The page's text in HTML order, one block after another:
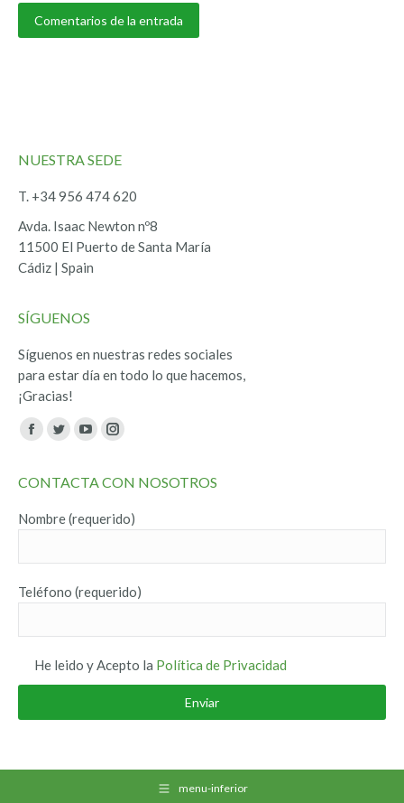
Comentarios de la entrada
NUESTRA SEDE
T. +34 956 474 620
Avda. Isaac Newton nº8
11500 El Puerto de Santa María
Cádiz | Spain
SÍGUENOS
Síguenos en nuestras redes sociales
para estar día en todo lo que hacemos,
¡Gracias!
Encuéntranos en:
Facebook
opens
new
Twitter
opens
new
YouTube
opens
new
Instagram
opens
new
CONTACTA CON NOSOTROS
Nombre (requerido)
Teléfono (requerido)
He leido y Acepto la Política de Privacidad
menu-inferior